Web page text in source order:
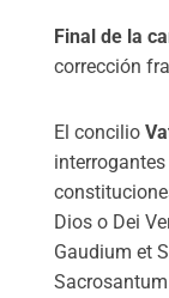
Final de la
corrección
El concilio
Dios o Dei
Gaudium et